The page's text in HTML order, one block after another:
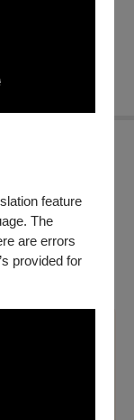
feature
The
are errors
provided for
回，拆除天波樓
太君，焦贊莽撞
有八賢王請出先
不了從軍之罪。
場時應出示身心
請出示證件